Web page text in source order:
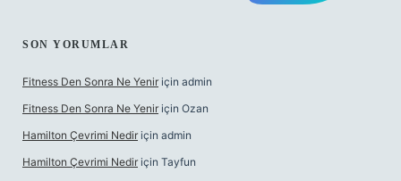
SON YORUMLAR
Fitness Den Sonra Ne Yenir için admin
Fitness Den Sonra Ne Yenir için Ozan
Hamilton Çevrimi Nedir için admin
Hamilton Çevrimi Nedir için Tayfun